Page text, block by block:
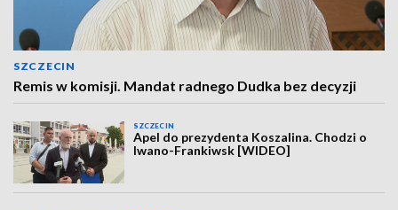
SZCZECIN
Remis w komisji. Mandat radnego Dudka bez decyzji
SZCZECIN
Apel do prezydenta Koszalina. Chodzi o
Iwano-Frankiwsk [WIDEO]